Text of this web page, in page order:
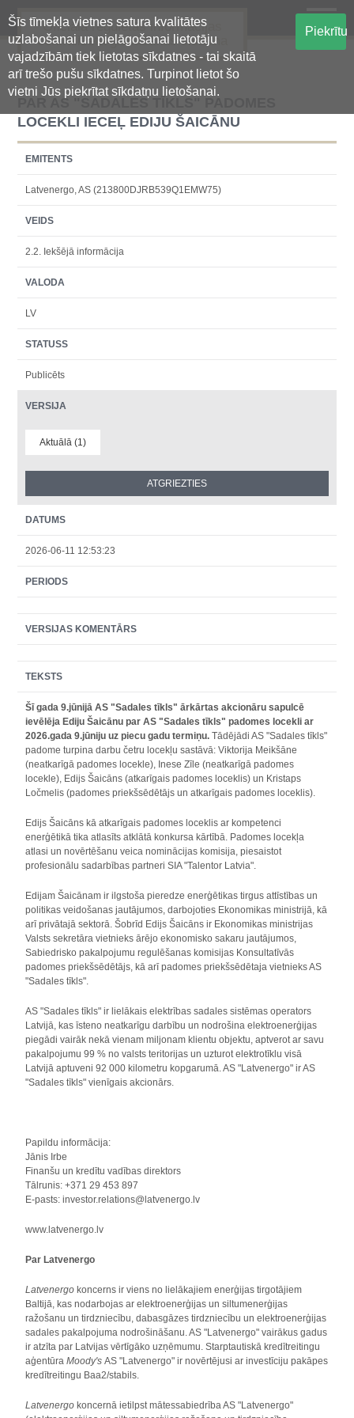
Šīs tīmekļa vietnes satura kvalitātes
uzlabošanai un pielāgošanai lietotāju
vajadzībām tiek lietotas sīkdatnes - tai skaitā
arī trešo pušu sīkdatnes. Turpinot lietot šo
vietni Jūs piekrītat sīkdatņu lietošanai.
Piekrītu
Oficiālā regulētās informācijas
centralizētā glabāšanas sistēma
PAR AS "SADALES TĪKLS" PADOMES
LOCEKLI IECEĻ EDIJU ŠAICĀNU
EMITENTS
Latvenergo, AS (213800DJRB539Q1EMW75)
VEIDS
2.2. Iekšējā informācija
VALODA
LV
STATUSS
Publicēts
VERSIJA
Aktuālā (1)
DATUMS
2026-06-11 12:53:23
PERIODS
VERSIJAS KOMENTĀRS
TEKSTS
Šī gada 9.jūnijā AS "Sadales tīkls" ārkārtas akcionāru sapulcē
ievēlēja Ediju Šaicānu par AS "Sadales tīkls" padomes locekli ar
2026.gada 9.jūniju uz piecu gadu termiņu.Tādējādi AS "Sadales tīkls"
padome turpina darbu četru locekļu sastāvā: Viktorija Meikšāne
(neatkarīgā padomes locekle), Inese Zīle (neatkarīgā padomes
locekle), Edijs Šaicāns (atkarīgais padomes loceklis) un Kristaps
Ločmelis (padomes priekšsēdētājs un atkarīgais padomes loceklis).
Edijs Šaicāns kā atkarīgais padomes loceklis ar kompetenci
enerģētikā tika atlasīts atklātā konkursa kārtībā. Padomes locekļa
atlasi un novērtēšanu veica nominācijas komisija, piesaistot
profesionālu sadarbības partneri SIA "Talentor Latvia".
Edijam Šaicānam ir ilgstoša pieredze enerģētikas tirgus attīstības un
politikas veidošanas jautājumos, darbojoties Ekonomikas ministrijā, kā
arī privātajā sektorā. Šobrīd Edijs Šaicāns ir Ekonomikas ministrijas
Valsts sekretāra vietnieks ārējo ekonomisko sakaru jautājumos,
Sabiedrisko pakalpojumu regulēšanas komisijas Konsultatīvās
padomes priekšsēdētājs, kā arī padomes priekšsēdētaja vietnieks AS
"Sadales tīkls".
AS "Sadales tīkls" ir lielākais elektrības sadales sistēmas operators
Latvijā, kas īsteno neatkarīgu darbību un nodrošina elektroenerģijas
piegādi vairāk nekā vienam miljonam klientu objektu, aptverot ar savu
pakalpojumu 99 % no valsts teritorijas un uzturot elektrotīklu visā
Latvijā aptuveni 92 000 kilometru kopgarumā. AS "Latvenergo" ir AS
"Sadales tīkls" vienīgais akcionārs.
Papildu informācija:
Jānis Irbe
Finanšu un kredītu vadības direktors
Tālrunis: +371 29 453 897
E-pasts: investor.relations@latvenergo.lv
www.latvenergo.lv
Par Latvenergo
Latvenergo koncerns ir viens no lielākajiem enerģijas tirgotājiem
Baltijā, kas nodarbojas ar elektroenerģijas un siltumenerģijas
ražošanu un tirdzniecību, dabasgāzes tirdzniecību un elektroenerģijas
sadales pakalpojuma nodrošināšanu. AS "Latvenergo" vairākus gadus
ir atzīta par Latvijas vērtīgāko uzņēmumu. Starptautiskā kredītreitingu
aģentūraMoody's AS "Latvenergo" ir novērtējusi ar investīciju pakāpes
kredītreitingu Baa2/stabils.
Latvenergo koncernā ietilpst mātessabiedrība AS "Latvenergo"